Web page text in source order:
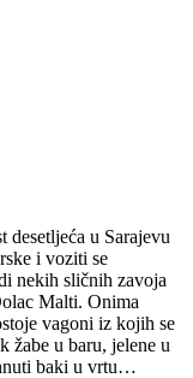
desetljeća u Sarajevu
i voziti se
nekih sličnih zavoja
Malti. Onima
vagoni iz kojih se
žabe u baru, jelene u
baki u vrtu…